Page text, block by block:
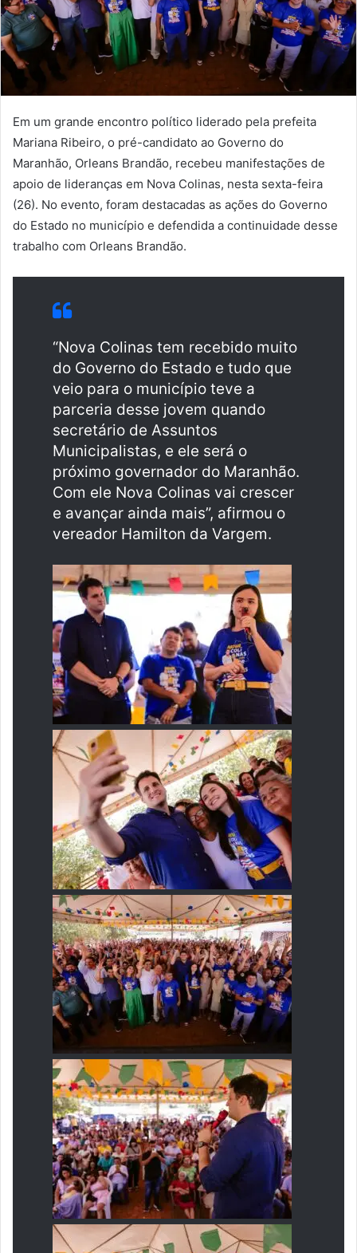
-
m
a
i
Em um grande encontro político liderado pela prefeita
Mariana Ribeiro, o pré-candidato ao Governo do
Maranhão, Orleans Brandão, recebeu manifestações de
apoio de lideranças em Nova Colinas, nesta sexta-feira
(26). No evento, foram destacadas as ações do Governo
do Estado no município e defendida a continuidade desse
trabalho com Orleans Brandão.
“Nova Colinas tem recebido muito
do Governo do Estado e tudo que
veio para o município teve a
parceria desse jovem quando
secretário de Assuntos
Municipalistas, e ele será o
próximo governador do Maranhão.
Com ele Nova Colinas vai crescer
e avançar ainda mais”, afirmou o
vereador Hamilton da Vargem.